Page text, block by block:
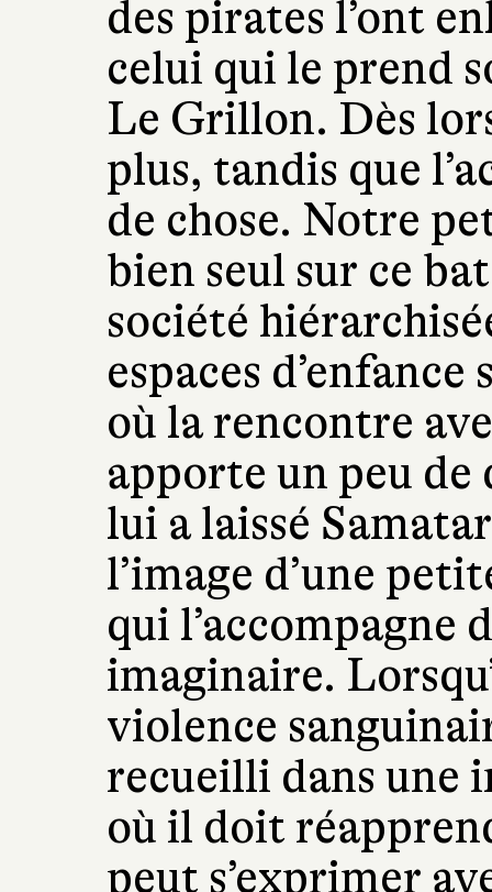
des pirates l’ont
celui qui le prend
Le Grillon. Dès
plus, tandis que
de chose. Notre
bien seul sur ce
société
espaces
où la rencontre
apporte un peu
lui a laissé
l’image d’une
qui l’accompagne
imaginaire.
violence
recueilli dans une
où il doit
peut s’exprimer